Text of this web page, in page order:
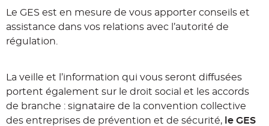
Le GES est en mesure de vous apporter conseils et
assistance dans vos relations avec l’autorité de
régulation.
La veille et l’information qui vous seront diffusées
portent également sur le droit social et les accords
de branche : signataire de la convention collective
des entreprises de prévention et de sécurité, le GES